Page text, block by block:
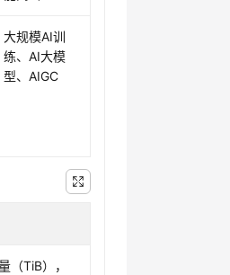
大规模AI训
练、AI大模
型、AIGC
TiB），